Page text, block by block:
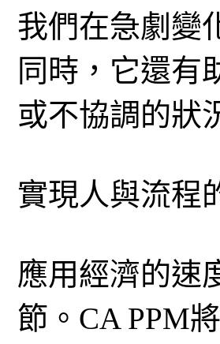
我們在急劇變
同時，它還有
或不協調的狀
實現人與流程
應用經濟的速
節。CA PPM